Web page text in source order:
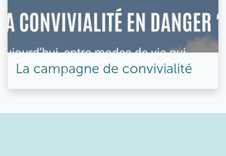
La campagne de convivialité